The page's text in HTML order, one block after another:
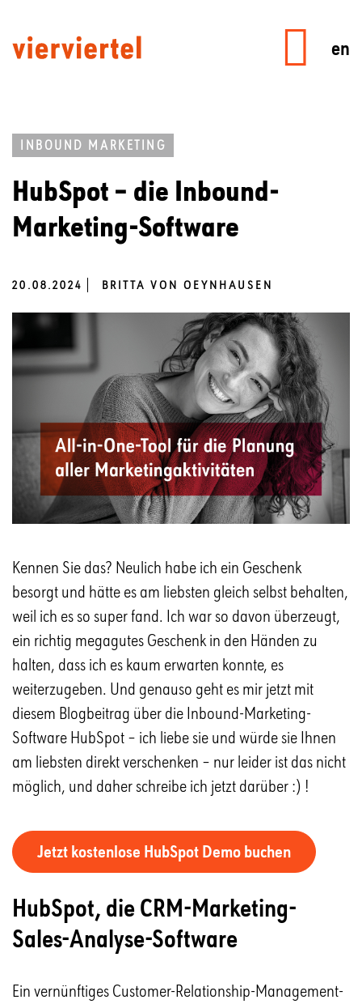
en
INBOUND MARKETING
HubSpot – die Inbound-
Marketing-Software
20.08.2024 BRITTA VON OEYNHAUSEN
Kennen Sie das? Neulich habe ich ein Geschenk
besorgt und hätte es am liebsten gleich selbst behalten,
weil ich es so super fand. Ich war so davon überzeugt,
ein richtig megagutes Geschenk in den Händen zu
halten, dass ich es kaum erwarten konnte, es
weiterzugeben. Und genauso geht es mir jetzt mit
diesem Blogbeitrag über die Inbound-Marketing-
Software HubSpot – ich liebe sie und würde sie Ihnen
am liebsten direkt verschenken – nur leider ist das nicht
möglich, und daher schreibe ich jetzt darüber :) !
Jetzt kostenlose HubSpot Demo buchen
HubSpot, die CRM-Marketing-
Sales-Analyse-Software
Ein vernünftiges Customer-Relationship-Management-